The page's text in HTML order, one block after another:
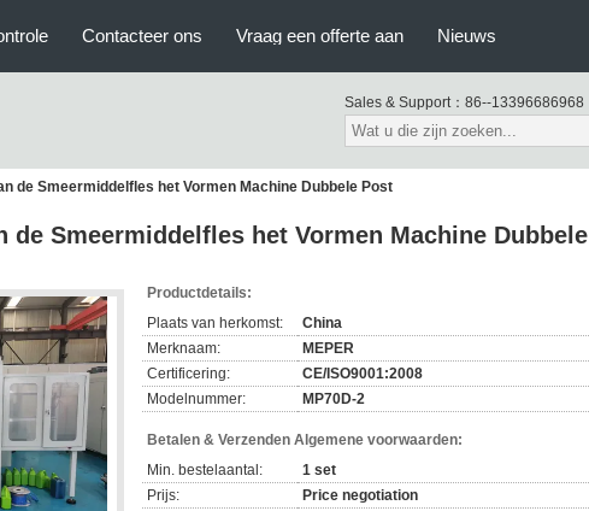
Contacteer ons Vraag een offerte aan Nieuws
Sales & Support： 86--13396686968
de Smeermiddelfles het Vormen Machine Dubbele Post
de Smeermiddelfles het Vormen Machine Dubbele
Productdetails:
Plaats van herkomst:
China
Merknaam:
MEPER
Certificering:
CE/ISO9001:2008
Modelnummer:
MP70D-2
Betalen & Verzenden Algemene voorwaarden:
Min. bestelaantal:
1 set
Prijs:
Price negotiation